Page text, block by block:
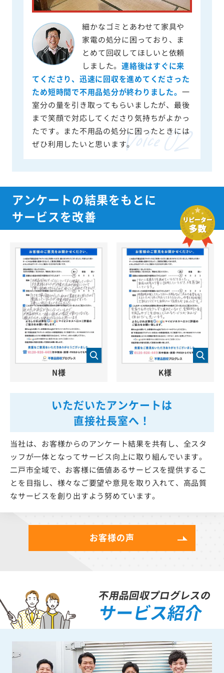
細かなゴミとあわせて家具や
家電の処分に困っており、ま
とめて回収してほしいと依頼
しました。連絡後はすぐに来
てくださり、迅速に回収を進めてくださった
ため短時間で不用品処分が終わりました。 一
室分の量を引き取ってもらいましたが、最後
まで笑顔で対応してくださり気持ちがよかっ
たです。また不用品の処分に困ったときには
ぜひ利用したいと思います。
アンケートの結果をもとに
サービスを改善
いただいたアンケートは
直接社長室へ！
当社は、お客様からのアンケート結果を共有し、全スタ
ッフが一体となってサービス向上に取り組んでいます。
二戸市全域で、お客様に価値あるサービスを提供するこ
とを目指し、様々なご要望や意見を取り入れて、高品質
なサービスを創り出すよう努めています。
N様 K様
お客様の声
不用品回収プログレスの
サービス紹介